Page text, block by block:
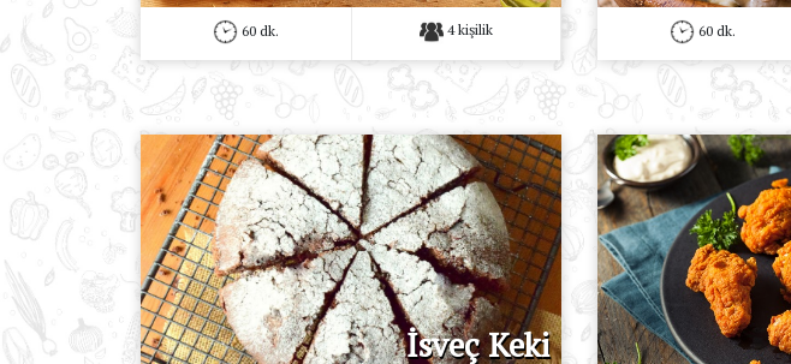
60 dk. 4 kişilik 60 dk.
İsveç Keki